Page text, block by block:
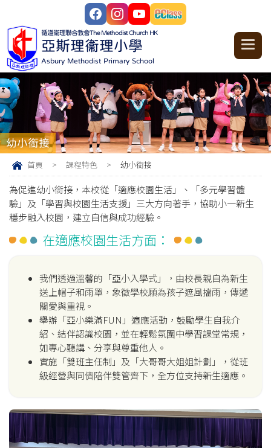
循道衞理聯合教會The Methodist Church HK
亞斯理衞理小學
Asbury Methodist Primary School
幼小銜接
首頁 > 課程特色 > 幼小銜接
為促進幼小銜接，本校從「適應校園生活」、「多元學習體
驗」及「學習與校園生活支援」三大方向著手，協助小一新生
穩步融入校園，建立自信與成功經驗。
在適應校園生活方面：
我們透過溫馨的「亞小入學式」，由校長親自為新生
送上帽子和雨罩，象徵學校願為孩子遮風擋雨，傳遞
關愛與重視。
舉辦「亞小樂滿FUN」適應活動，鼓勵學生自我介
紹、結伴認識校園，並在輕鬆氛圍中學習課堂常規，
如專心聽講、分享與尊重他人。
實施「雙班主任制」及「大哥哥大姐姐計劃」，從班
級經營與同儕陪伴雙管齊下，全方位支持新生適應。